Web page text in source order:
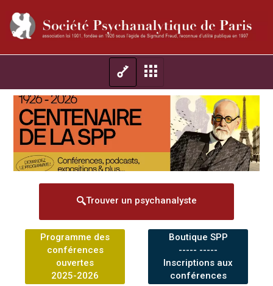
Trouver un psychanalyste
Programme des
conférences
ouvertes
2025-2026
Boutique SPP
----- -----
Inscriptions aux
conférences